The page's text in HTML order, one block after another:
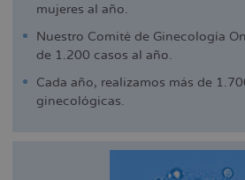
mujeres al año.
Nuestro Comité de Ginecología
de 1.200 casos al año.
Cada año, realizamos más de
ginecológicas.